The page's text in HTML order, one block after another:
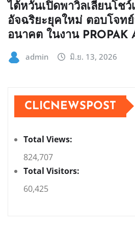
ไต้หวันเปิดพาวิลเลียนโช
อัจฉริยะยุคใหม่ ตอบโจท
อนาคต ในงาน PROPAK
admin มิ.ย. 13, 2026
CLICNEWSPOST
Total Views:
824,707
Total Visitors:
60,425